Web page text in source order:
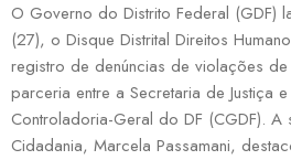
O Governo do Distrito Federal (GDF)
(27), o Disque Distrital Direitos
registro de denúncias de violações
parceria entre a Secretaria de Justiça
Controladoria-Geral do DF (CGDF). A
Cidadania, Marcela Passamani,